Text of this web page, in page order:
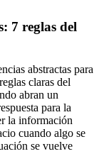
7 reglas del
abstractas para
claras del
abran un
para la
la información
cuando algo se
se vuelve